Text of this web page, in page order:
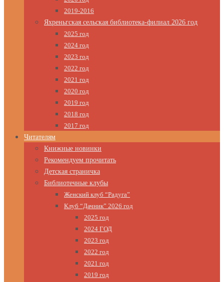
2019-2016
Яхреньгская сельская библиотека-филиал 2026 год
2025 год
2024 год
2023 год
2022 год
2021 год
2020 год
2019 год
2018 год
2017 год
Читателям
Книжные новинки
Рекомендуем прочитать
Детская страничка
Библиотечные клубы
Женский клуб “Радуга”
Клуб “Дачник” 2026 год
2025 год
2024 ГОД
2023 год
2022 год
2021 год
2019 год